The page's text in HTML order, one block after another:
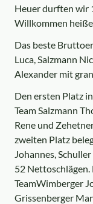
Heuer durften wir
Willkommen
Das beste
Luca, Salzmann
Alexander mit
Den ersten Platz
Team Salzmann
Rene und
zweiten Platz
Johannes,
52
TeamWimberger
Grissenberger